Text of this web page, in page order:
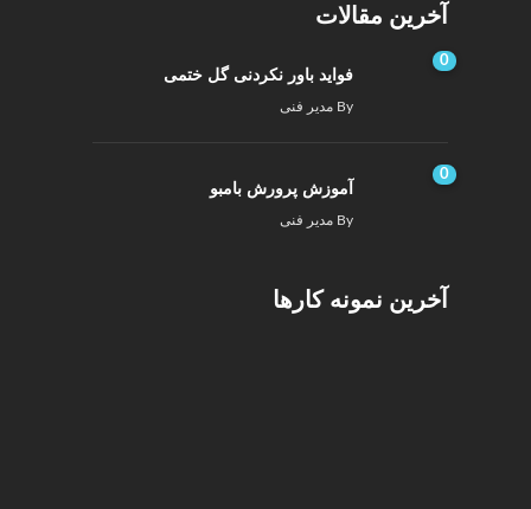
آخرین مقالات
0
فواید باور نکردنی گل ختمی
By مدیر فنی
0
آموزش پرورش بامبو
By مدیر فنی
آخرین نمونه کارها